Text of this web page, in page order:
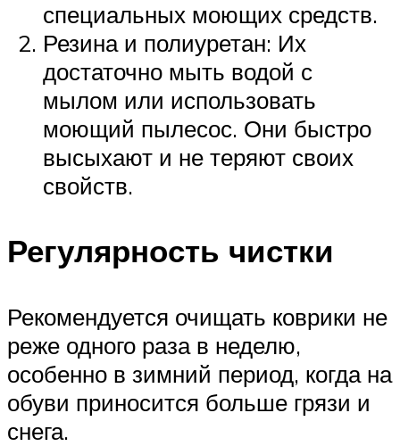
специальных моющих средств.
Резина и полиуретан: Их
достаточно мыть водой с
мылом или использовать
моющий пылесос. Они быстро
высыхают и не теряют своих
свойств.
Регулярность чистки
Рекомендуется очищать коврики не
реже одного раза в неделю,
особенно в зимний период, когда на
обуви приносится больше грязи и
снега.